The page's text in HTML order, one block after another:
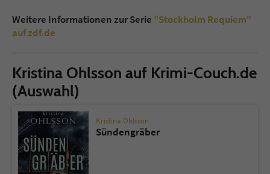
Weitere Informationen zur Serie "Stockholm Requiem"
auf zdf.de
Kristina Ohlsson auf Krimi-Couch.de
(Auswahl)
Kristina Ohlsson
Sündengräber